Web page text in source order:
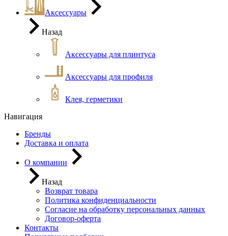
Аксессуары
Назад
Аксессуары для плинтуса
Аксессуары для профиля
Клея, герметики
Навигация
Бренды
Доставка и оплата
О компании
Назад
Возврат товара
Политика конфиденциальности
Согласие на обработку персональных данных
Договор-оферта
Контакты